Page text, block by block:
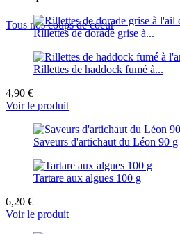
Tous nos coups de coeur
Rillettes de dorade grise à...
Rillettes de haddock fumé à...
4,90 €
Voir le produit
Saveurs d'artichaut du Léon 90 g
Tartare aux algues 100 g
6,20 €
Voir le produit